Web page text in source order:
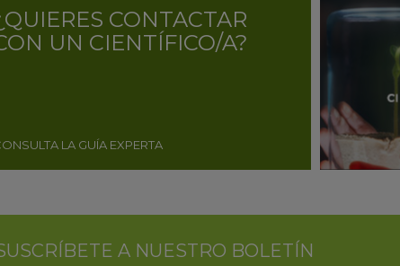
CONTACTAR
UN CIENTÍFICO/A?
LA GUÍA EXPERTA
A NUESTRO BOLETÍN